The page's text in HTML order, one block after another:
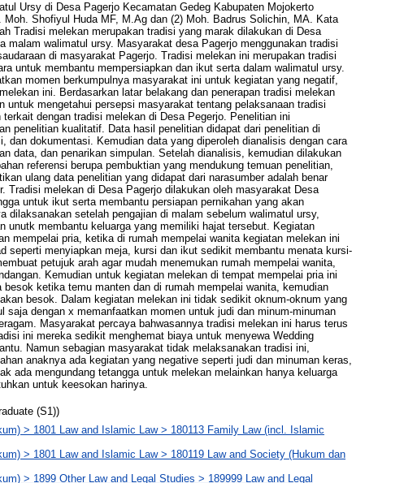
Ursy di Desa Pagerjo Kecamatan Gedeg Kabupaten Mojokerto
Shofiyul Huda MF, M.Ag dan (2) Moh. Badrus Solichin, MA. Kata
Tradisi melekan merupakan tradisi yang marak dilakukan di Desa
malam walimatul ursy. Masyarakat desa Pagerjo menggunakan tradisi
di masyarakat Pagerjo. Tradisi melekan ini merupakan tradisi
untuk membantu mempersiapkan dan ikut serta dalam walimatul ursy.
momen berkumpulnya masyarakat ini untuk kegiatan yang negatif,
ini. Berdasarkan latar belakang dan penerapan tradisi melekan
mengetahui persepsi masyarakat tentang pelaksanaan tradisi
dengan tradisi melekan di Desa Pegerjo. Penelitian ini
penelitian kualitatif. Data hasil penelitian didapat dari penelitian di
dan dokumentasi. Kemudian data yang diperoleh dianalisis dengan cara
data, dan penarikan simpulan. Setelah dianalisis, kemudian dilakukan
referensi berupa pembuktian yang mendukung temuan penelitian,
ulang data penelitian yang didapat dari narasumber adalah benar
Tradisi melekan di Desa Pagerjo dilakukan oleh masyarakat Desa
untuk ikut serta membantu persiapan pernikahan yang akan
dilaksanakan setelah pengajian di malam sebelum walimatul ursy,
unutk membantu keluarga yang memiliki hajat tersebut. Kegiatan
mempelai pria, ketika di rumah mempelai wanita kegiatan melekan ini
seperti menyiapkan meja, kursi dan ikut sedikit membantu menata kursi-
petujuk arah agar mudah menemukan rumah mempelai wanita,
Kemudian untuk kegiatan melekan di tempat mempelai pria ini
ketika temu manten dan di rumah mempelai wanita, kemudian
besok. Dalam kegiatan melekan ini tidak sedikit oknum-oknum yang
dengan x memanfaatkan momen untuk judi dan minum-minuman
Masyarakat percaya bahwasannya tradisi melekan ini harus terus
ini mereka sedikit menghemat biaya untuk menyewa Wedding
Namun sebagian masyarakat tidak melaksanakan tradisi ini,
anaknya ada kegiatan yang negative seperti judi dan minuman keras,
ada mengundang tetangga untuk melekan melainkan hanya keluarga
untuk keesokan harinya.
(S1))
> 1801 Law and Islamic Law > 180113 Family Law (incl. Islamic
> 1801 Law and Islamic Law > 180119 Law and Society (Hukum dan
> 1899 Other Law and Legal Studies > 189999 Law and Legal